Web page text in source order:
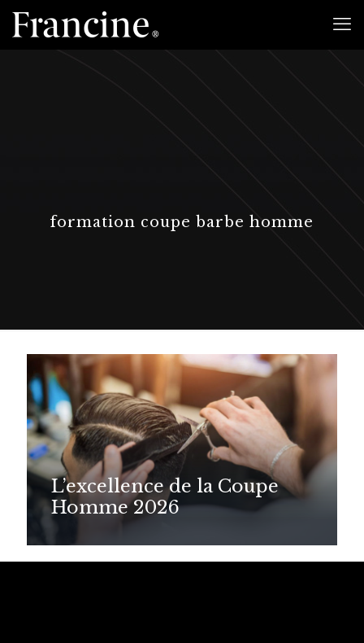
formation coupe barbe homme
L’excellence de la Coupe
Homme 2026